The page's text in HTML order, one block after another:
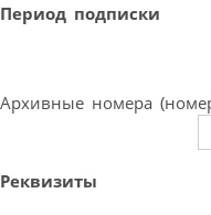
Период подписки
Архивные номера
Реквизиты